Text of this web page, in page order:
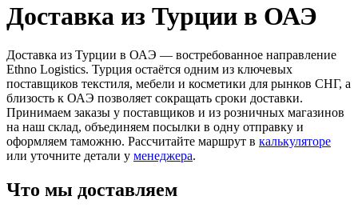
Доставка из Турции в ОАЭ
Доставка из Турции в ОАЭ — востребованное направление
Ethno Logistics. Турция остаётся одним из ключевых
поставщиков текстиля, мебели и косметики для рынков СНГ, а
близость к ОАЭ позволяет сокращать сроки доставки.
Принимаем заказы у поставщиков и из розничных магазинов
на наш склад, объединяем посылки в одну отправку и
оформляем таможню. Рассчитайте маршрут в калькуляторе
или уточните детали у менеджера.
Что мы доставляем